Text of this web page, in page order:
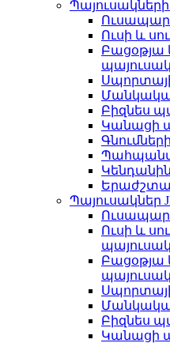
Ուսի և
Բիզնես
Կանացի
Պայուսակներ
Ուսի և
Բիզնես
Կանացի